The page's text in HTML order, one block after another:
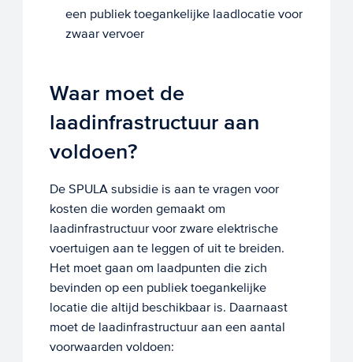
een publiek toegankelijke laadlocatie voor
zwaar vervoer
Waar moet de
laadinfrastructuur aan
voldoen?
De SPULA subsidie is aan te vragen voor
kosten die worden gemaakt om
laadinfrastructuur voor zware elektrische
voertuigen aan te leggen of uit te breiden.
Het moet gaan om laadpunten die zich
bevinden op een publiek toegankelijke
locatie die altijd beschikbaar is. Daarnaast
moet de laadinfrastructuur aan een aantal
voorwaarden voldoen: